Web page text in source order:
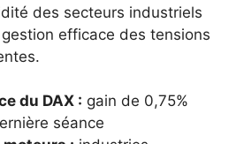
des secteurs industriels
efficace des tensions
du DAX : gain de 0,75%
séance